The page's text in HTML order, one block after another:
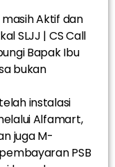
Aktif dan
SLJJ | CS Call
Bapak Ibu
bukan
instalasi
Alfamart,
juga M-
PSB